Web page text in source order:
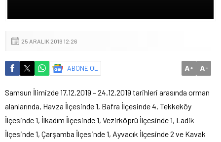
25 ARALIK 2019 12:26
ABONE OL A+ A-
Samsun İlimizde 17.12.2019 – 24.12.2019 tarihleri arasında orman
alanlarında, Havza İlçesinde 1, Bafra İlçesinde 4, Tekkeköy
İlçesinde 1, İlkadım İlçesinde 1, Vezirköprü İlçesinde 1, Ladik
İlçesinde 1, Çarşamba İlçesinde 1, Ayvacık İlçesinde 2 ve Kavak